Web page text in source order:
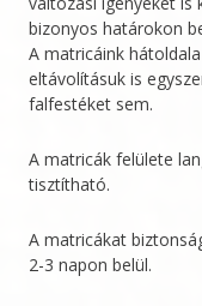
bizonyos határokon
A matricáink
eltávolításuk is
falfestéket sem.
A matricák felülete
tisztítható.
A matricákat
2-3 napon belül.